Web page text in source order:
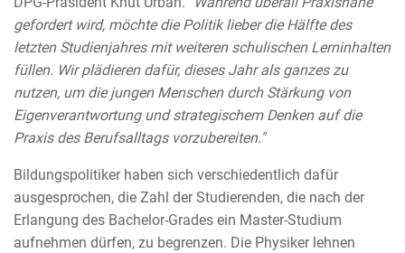
gefordert wird, möchte die Politik lieber die Hälfte des
letzten Studienjahres mit weiteren schulischen Lerninhalten
füllen. Wir plädieren dafür, dieses Jahr als ganzes zu
nutzen, um die jungen Menschen durch Stärkung von
Eigenverantwortung und strategischem Denken auf die
Praxis des Berufsalltags vorzubereiten."
Bildungspolitiker haben sich verschiedentlich dafür
ausgesprochen, die Zahl der Studierenden, die nach der
Erlangung des Bachelor-Grades ein Master-Studium
aufnehmen dürfen, zu begrenzen. Die Physiker lehnen